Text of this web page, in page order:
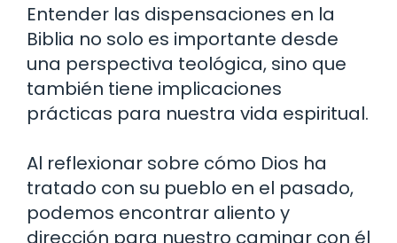
Entender las dispensaciones en la
Biblia no solo es importante desde
una perspectiva teológica, sino que
también tiene implicaciones
prácticas para nuestra vida espiritual.
Al reflexionar sobre cómo Dios ha
tratado con su pueblo en el pasado,
podemos encontrar aliento y
dirección para nuestro caminar con él